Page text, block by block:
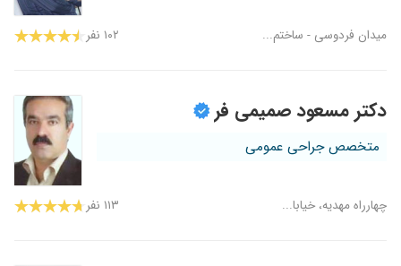
میدان فردوسی - ساختم... ۱۰۲ نفر
دکتر مسعود صمیمی فر
متخصص جراحی عمومی
چهارراه مهدیه، خیابا... ۱۱۳ نفر